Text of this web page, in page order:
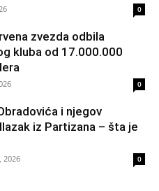
0
zvezda odbila
kluba od 17.000.000
0
i njegov
iz Partizana – šta je
2026 0